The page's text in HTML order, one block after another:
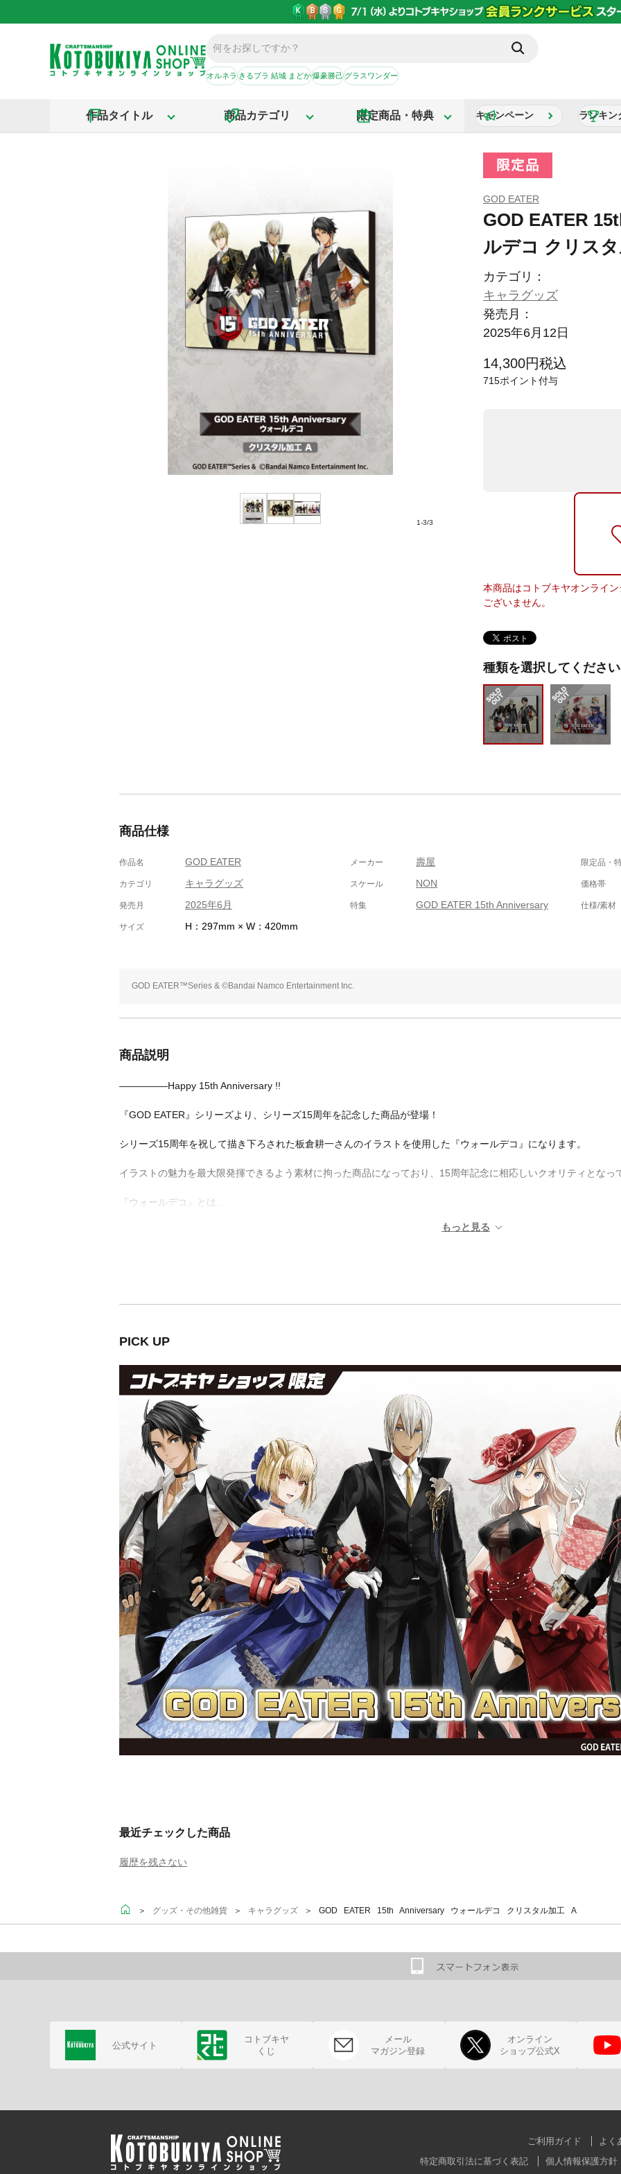
オルネラきるプラ 結城 まどか爆豪勝己グラスワンダー
作品タイトル 商品カテゴリ 限定商品・特典 キャンペーン ランキン
1-3/3
GOD EATER
GOD EATER
ルデコ クリス
カテゴリ：
キャラグッズ
発売月：
2025年6月12日
14,300円税込
715ポイント付与
本商品はコトブキヤオンライ
ございません。
種類を選択してください
商品仕様
作品名 GOD EATER メーカー 壽屋 限定品・
カテゴリ キャラグッズ スケール NON 価格帯
発売月 2025年6月 特集 GOD EATER 15th Anniversary 仕様/素材
サイズ H：297mm × W：420mm
GOD EATER™Series & ©Bandai Namco Entertainment Inc.
商品説明
―――――Happy 15th Anniversary !!
『GOD EATER』シリーズより、シリーズ15周年を記念した商品が登場！
シリーズ15周年を祝して描き下ろされた板倉耕一さんのイラストを使用した『ウォールデコ』になります。
イラストの魅力を最大限発揮できるよう素材に拘った商品になっており、15周年記念に相応しいクオリティとなっ
『ウォールデコ』とは…
PICK UP
最近チェックした商品
履歴を残さない
＞ グッズ・その他雑貨 ＞ キャラグッズ ＞ GOD EATER 15th Anniversary ウォールデコ クリスタル加工 A
公式サイト
コトブキヤ
くじ
メール
マガジン登録
オンライン
ショップ公式X
ご利用ガイド よく
特定商取引法に基づく表記
個人情報保護方針